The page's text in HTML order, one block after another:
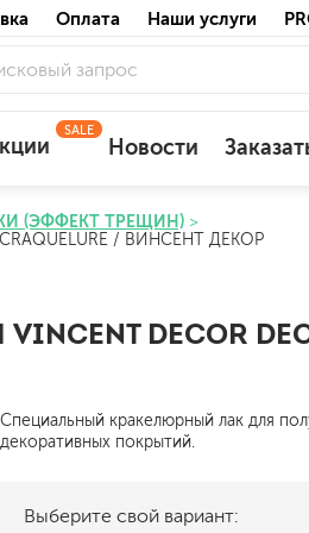
Оплата Наши услуги
для деревянных фасадов
по бетону
SALE
Новости
(ЭФФЕКТ ТРЕЩИН)
/ ВИНСЕНТ ДЕКОР
DECOR
Специальный кракелюрный лак для
декоративных покрытий.
Выберите свой вариант: